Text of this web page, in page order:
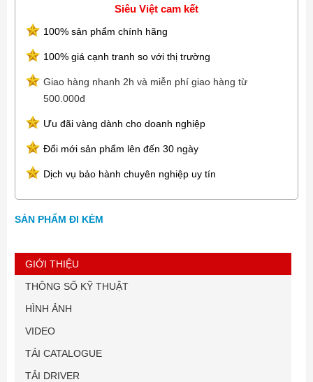
Siêu Việt cam kết
100% sản phẩm chính hãng
100% giá cạnh tranh so với thị trường
Giao hàng nhanh 2h và miễn phí giao hàng từ
500.000đ
Ưu đãi vàng dành cho doanh nghiệp
Đổi mới sản phẩm lên đến 30 ngày
Dịch vụ bảo hành chuyên nghiệp uy tín
SẢN PHẨM ĐI KÈM
GIỚI THIỆU
THÔNG SỐ KỸ THUẬT
HÌNH ẢNH
VIDEO
TẢI CATALOGUE
TẢI DRIVER